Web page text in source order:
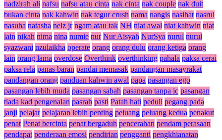
nadzirah ali nafsu nafsu atau cinta nak cinta nak couple nak duit
bukan cinta nak kahwin nak tegur crush nama nangis nasihat nasrul
nasuha natasha nelz jr ngam atau tak NH niat awal niat kahwin niat
lain nikah nima nina numie nur Nur Aisyah NurSya nurul nurul
syazwani nzulaikha operate orang orang dulu orang ketiga orang
lain orang lama overdose Overthink overthinking pahala paksa cerai
paksa rela panas baran pandai memasak pandangan masayrakat
pandangan orang panduan kahwin awal papa pasangan ego
pasangan lebih muda pasangan sabah pasangan tanpa ic pasangan
tiada kad pengenalan pasrah pasti Patah hati peduli pegang pada
janji pelajar pelajaran lebih penting peluang peluang kedua penakut
penat Penat bercinta penat bergaduh pencerahan pendam perasaan
pendapat penderaan emosi pendirian pengganti pengkhianatan